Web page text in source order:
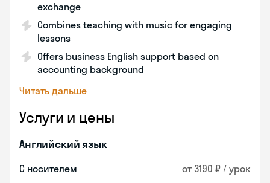
exchange
Combines teaching with music for engaging
lessons
Offers business English support based on
accounting background
Читать дальше
Услуги и цены
Английский язык
С носителем от 3190 ₽ / урок